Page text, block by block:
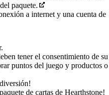
paquete.
a internet y una cuenta de
tener el consentimiento de su
puntos del juego y productos o
de cartas de Hearthstone!